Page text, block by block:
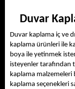
Duvar
Duvar kaplama iç ve
kaplama ürünleri ile
boya ile yetinmek
isteyenler tarafından
kaplama malzemeleri
kaplama seçenekleri